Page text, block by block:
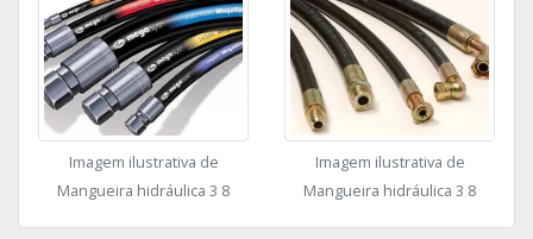
Imagem ilustrativa de
Mangueira hidráulica 3 8
Imagem ilustrativa de
Mangueira hidráulica 3 8